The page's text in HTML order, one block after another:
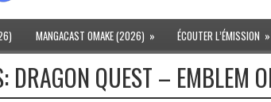
MANGACAST OMAKE (2026) » ÉCOUTER L’ÉMISSION »
DRAGON QUEST – EMBLEM